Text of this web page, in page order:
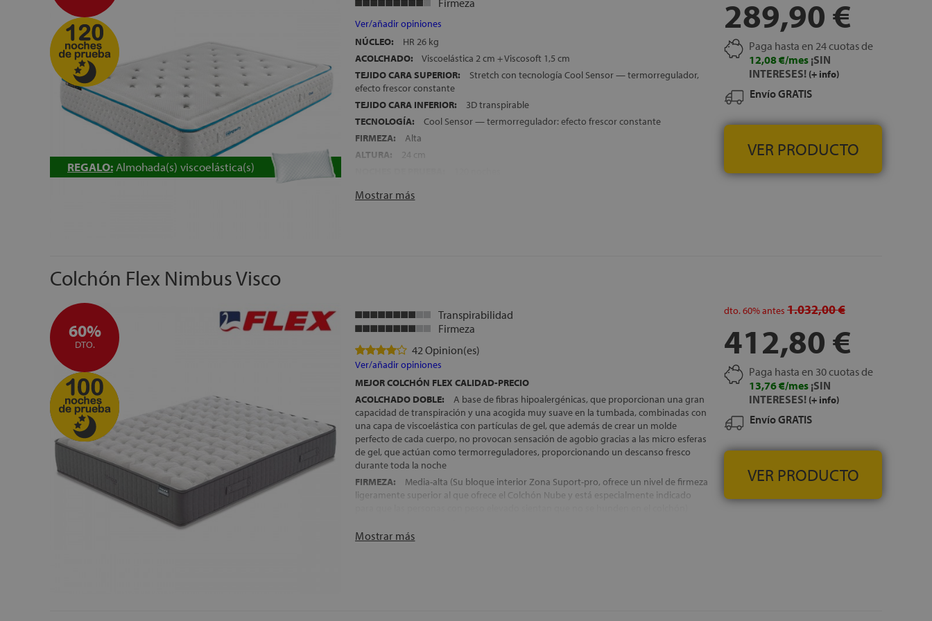
REGALO: Almohada(s) viscoelástica(s)
Firmeza
Ver/añadir opiniones
NÚCLEO:
HR 26 kg
ACOLCHADO:
Viscoelástica 2 cm + Viscosoft 1,5 cm
TEJIDO CARA SUPERIOR:
Stretch con tecnología Cool Sensor — termorregulador,
efecto frescor constante
TEJIDO CARA INFERIOR:
3D transpirable
TECNOLOGÍA:
Cool Sensor — termorregulador: efecto frescor constante
FIRMEZA:
Alta
ALTURA:
24 cm
Mostrar más
289,90 €
Paga hasta en 24 cuotas de
12,08 €/mes ¡SIN
INTERESES! (+ info)
Envío GRATIS
VER PRODUCTO
Colchón Flex Nimbus Visco
60%
DTO.
Transpirabilidad
Firmeza
42 Opinion(es)
Ver/añadir opiniones
MEJOR COLCHÓN FLEX CALIDAD-PRECIO
ACOLCHADO DOBLE:
A base de fibras hipoalergénicas, que proporcionan una gran
capacidad de transpiración y una acogida muy suave en la tumbada, combinadas con
una capa de viscoelástica con partículas de gel, que además de crear un molde
perfecto de cada cuerpo, no provocan sensación de agobio gracias a las micro esferas
de gel, que actúan como termorreguladores, proporcionando un descanso fresco
durante toda la noche
FIRMEZA:
Media-alta (Su bloque interior Zona Suport-pro, ofrece un nivel de firmeza
ligeramente superior al que ofrece el Colchón Nube y está especialmente indicado
que proporciona un reparto homogéneo del peso sobre toda la superficie de
Mostrar más
dto.60%antes 1.032,00 €
412,80 €
Paga hasta en 30 cuotas de
13,76 €/mes ¡SIN
INTERESES! (+ info)
Envío GRATIS
VER PRODUCTO